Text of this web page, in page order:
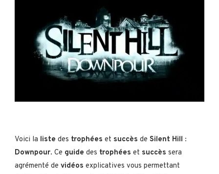
Voici la liste des trophées et succès de Silent Hill :
Downpour. Ce guide des trophées et succès sera
agrémenté de vidéos explicatives vous permettant